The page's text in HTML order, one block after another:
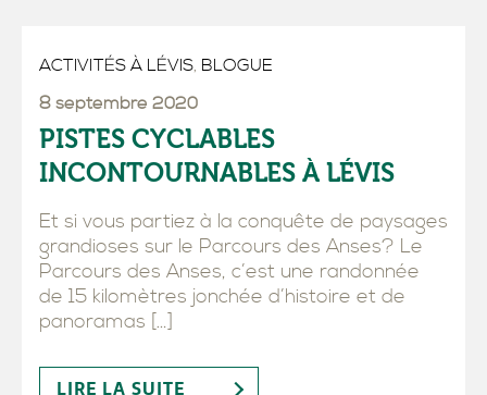
ACTIVITÉS À LÉVIS, BLOGUE
8 septembre 2020
PISTES CYCLABLES
INCONTOURNABLES À LÉVIS
Et si vous partiez à la conquête de paysages
grandioses sur le Parcours des Anses? Le
Parcours des Anses, c’est une randonnée
de 15 kilomètres jonchée d’histoire et de
panoramas […]